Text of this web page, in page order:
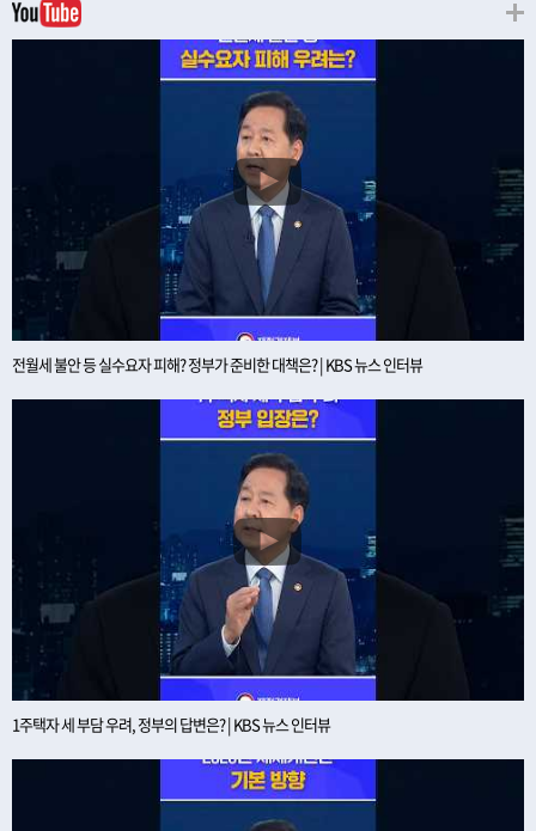
전월세 불안 등 실수요자 피해? 정부가 준비한 대책은? | KBS 뉴스 인터뷰
1주택자 세 부담 우려, 정부의 답변은? | KBS 뉴스 인터뷰